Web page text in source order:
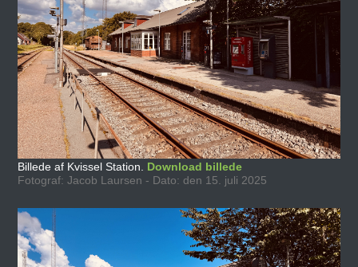
Billede af Kvissel Station. Download billede
Fotograf: Jacob Laursen - Dato: den 15. juli 2025